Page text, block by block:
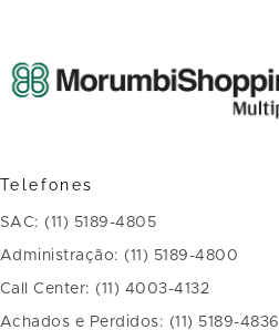
Telefones
SAC: (11) 5189-4805
Administração: (11) 5189-4800
Call Center: (11) 4003-4132
Achados e Perdidos: (11) 5189-4836